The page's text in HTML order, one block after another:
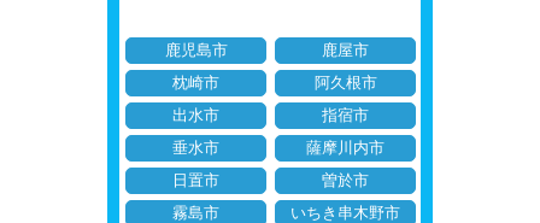
鹿児島市
鹿屋市
枕崎市
阿久根市
出水市
指宿市
垂水市
薩摩川内市
日置市
曽於市
霧島市
いちき串木野市